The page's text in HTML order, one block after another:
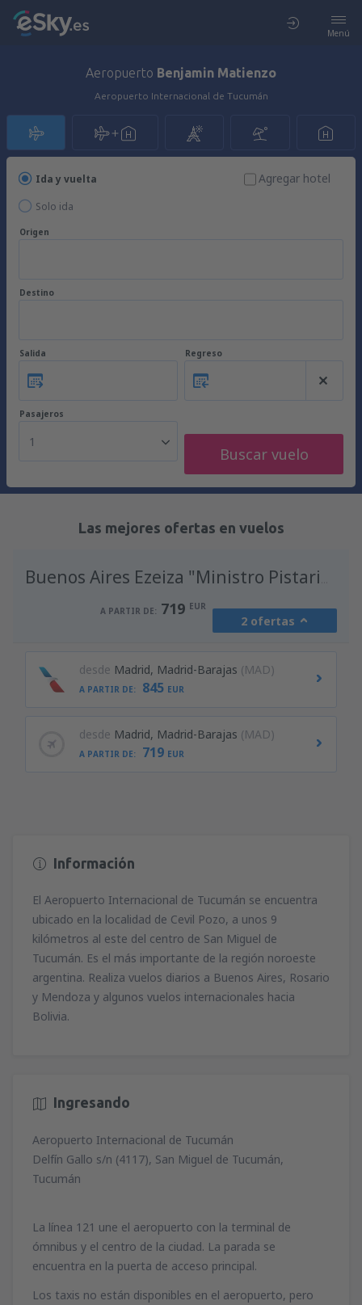
Menú
Aeropuerto Benjamin Matienzo
Aeropuerto Internacional de Tucumán
Ida y vuelta
Solo ida
Agregar hotel
Origen
Destino
Salida Regreso
Pasajeros
1
Buscar vuelo
Las mejores ofertas en vuelos
A PARTIR DE: 719 EUR
2 ofertas
desde Madrid, Madrid-Barajas (MAD)
A PARTIR DE: 845 EUR
desde Madrid, Madrid-Barajas (MAD)
A PARTIR DE: 719 EUR
Información
El Aeropuerto Internacional de Tucumán se encuentra
ubicado en la localidad de Cevil Pozo, a unos 9
kilómetros al este del centro de San Miguel de
Tucumán. Es el más importante de la región noroeste
argentina. Realiza vuelos diarios a Buenos Aires, Rosario
y Mendoza y algunos vuelos internacionales hacia
Bolivia.
Ingresando
Aeropuerto Internacional de Tucumán
Delfín Gallo s/n (4117), San Miguel de Tucumán,
Tucumán
La línea 121 une el aeropuerto con la terminal de
ómnibus y el centro de la ciudad. La parada se
encuentra en la puerta de acceso principal.
Los taxis no están disponibles en el aeropuerto, pero